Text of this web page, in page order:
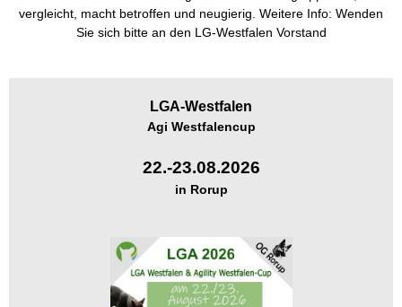
vergleicht, macht betroffen und neugierig. Weitere Info: Wenden
Sie sich bitte an den LG-Westfalen Vorstand
LGA-Westfalen
Agi Westfalencup
22.-23.08.2026
in Rorup